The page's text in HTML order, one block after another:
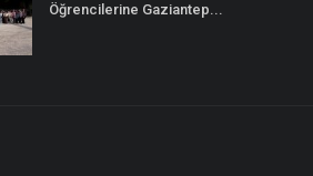
Öğrencilerine Gaziantep...